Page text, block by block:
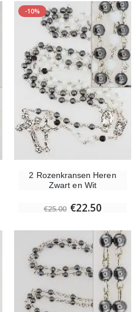
-10%
2 Rozenkransen Heren
Zwart en Wit
€25.00 €22.50
€9.90
€4.90
€6.00